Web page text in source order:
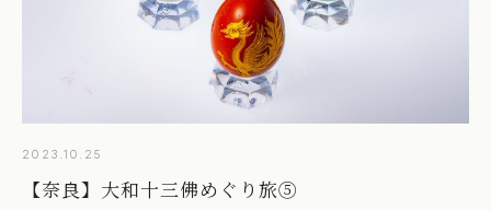
2023.10.25
【奈良】大和十三佛めぐり旅⑤